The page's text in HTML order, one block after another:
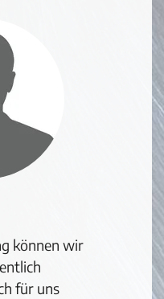
können wir
für uns